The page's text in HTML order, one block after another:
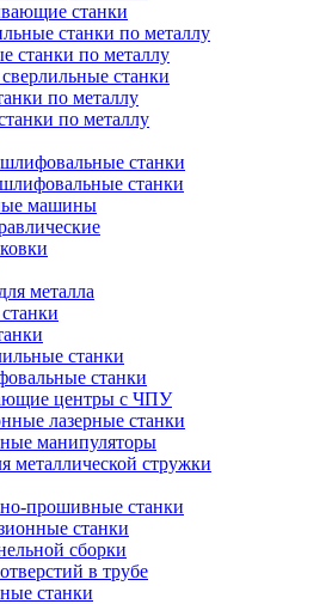
станки
станки по металлу
станки по металлу
станки
по металлу
по металлу
станки
станки
машины
металла
станки
станки
центры с ЧПУ
лазерные станки
манипуляторы
металлической стружки
прошивные станки
станки
сборки
в трубе
станки